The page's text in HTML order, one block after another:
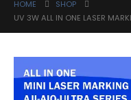
HOME
SHOP
UV 3W ALL IN ONE LASER